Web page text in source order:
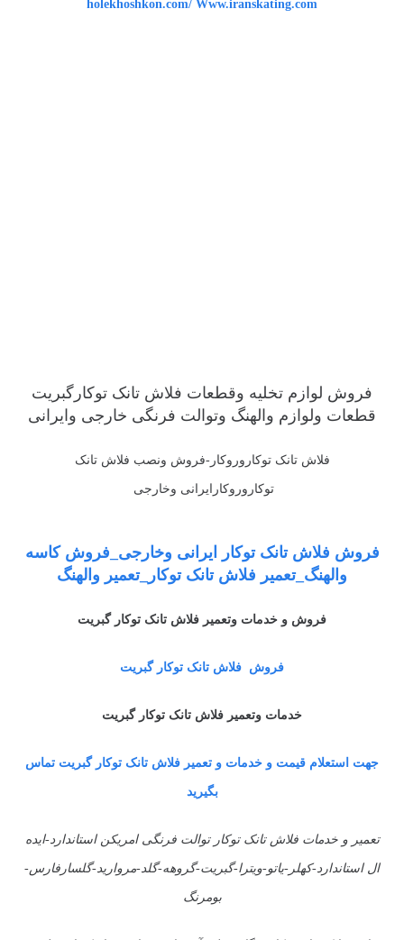
holekhoshkon.com/ Www.iranskating.com
فروش لوازم تخلیه وقطعات فلاش تانک توکارگبریت
قطعات ولوازم والهنگ وتوالت فرنگی خارجی وایرانی
فلاش تانک توکاروروکار-فروش ونصب فلاش تانک
توکاروروکارایرانی وخارجی
فروش فلاش تانک توکار ایرانی وخارجی_فروش کاسه
والهنگ_تعمیر فلاش تانک توکار_تعمیر والهنگ
فروش و خدمات وتعمیر فلاش تانک توکار گبریت
فروش فلاش تانک توکار گبریت
خدمات وتعمیر فلاش تانک توکار گبریت
جهت استعلام قیمت و خدمات و تعمیر فلاش تانک توکار گبریت تماس
بگیرید
تعمیر و خدمات فلاش تانک توکار توالت فرنگی امریکن استاندارد-ایده
ال استاندارد-کهلر-یاتو-ویترا-گبریت-گروهه-گلد-مروارید-گلسارفارس-
بومرنگ